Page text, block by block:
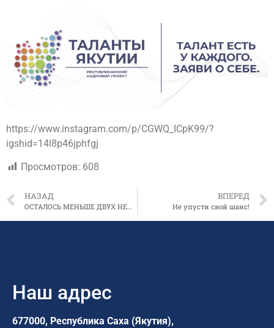
https://www.instagram.com/p/CGWQ_ICpK99/?
igshid=14l8p46jphfgj
Просмотров: 608
НАЗАД
ОСТАЛОСЬ МЕНЬШЕ ДВУХ НЕДЕЛЬ!
ВПЕРЕД
Не упусти свой шанс!
Наш адрес
677000, Республика Саха (Якутия),